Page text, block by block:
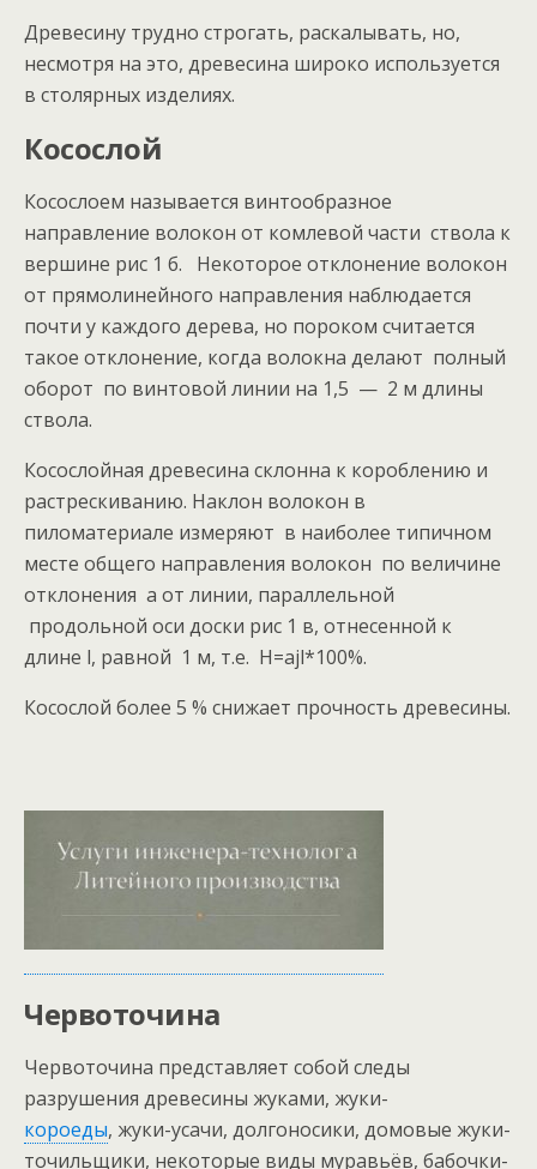
Древесину трудно строгать, раскалывать, но,
несмотря на это, древесина широко используется
в столярных изделиях.
Косослой
Косослоем называется винтообразное
направление волокон от комлевой части ствола к
вершине рис 1 б. Некоторое отклонение волокон
от прямолинейного направления наблюдается
почти у каждого дерева, но пороком считается
такое отклонение, когда волокна делают полный
оборот по винтовой линии на 1,5 — 2 м длины
ствола.
Косослойная древесина склонна к короблению и
растрескиванию. Наклон волокон в
пиломатериале измеряют в наиболее типичном
месте общего направления волокон по величине
отклонения а от линии, параллельной
продольной оси доски рис 1 в, отнесенной к
длине l, равной 1 м, т.е. H=ajl*100%.
Косослой более 5 % снижает прочность древесины.
Червоточина
Червоточина представляет собой следы
разрушения древесины жуками, жуки-
короеды, жуки-усачи, долгоносики, домовые жуки-
точильщики, некоторые виды муравьёв, бабочки-